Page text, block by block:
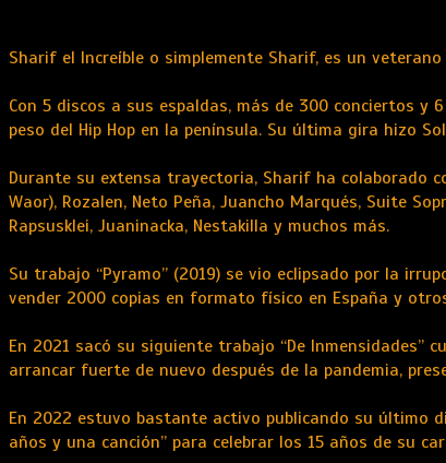
Sharif el Increíble o simplemente Sharif, es un
Con 5 discos a sus espaldas, más de 300 conciertos
peso del Hip Hop en la península. Su última gira hizo
Durante su extensa trayectoria, Sharif ha colaborado
Waor), Rozalen, Neto Peña, Juancho Marqués, Suite
Rapsusklei, Juaninacka, Nestakilla y muchos más.
Su trabajo “Pyramo” (2019) se vio eclipsado por la
vender 2000 copias en formato físico en España y
En 2021 sacó su siguiente trabajo “De Inmensidades”
arrancar fuerte de nuevo después de la pandemia,
En 2022 estuvo bastante activo publicando su último
años y una canción” para celebrar los 15 años de su